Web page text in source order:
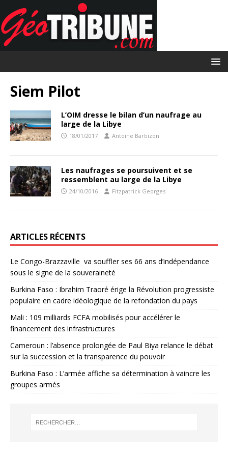
Siem Pilot
L’OIM dresse le bilan d’un naufrage au
large de la Libye
18/01/2017 Antoine Barbizon
Les naufrages se poursuivent et se
ressemblent au large de la Libye
24/10/2016 Fitzpatrick Georges
ARTICLES RÉCENTS
Le Congo-Brazzaville va souffler ses 66 ans d’indépendance
sous le signe de la souveraineté
Burkina Faso : Ibrahim Traoré érige la Révolution progressiste
populaire en cadre idéologique de la refondation du pays
Mali : 109 milliards FCFA mobilisés pour accélérer le
financement des infrastructures
Cameroun : l’absence prolongée de Paul Biya relance le débat
sur la succession et la transparence du pouvoir
Burkina Faso : L’armée affiche sa détermination à vaincre les
groupes armés